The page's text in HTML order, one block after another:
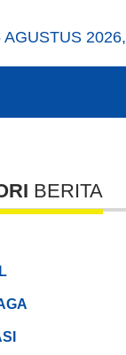
AGUSTUS 2026,
BERITA